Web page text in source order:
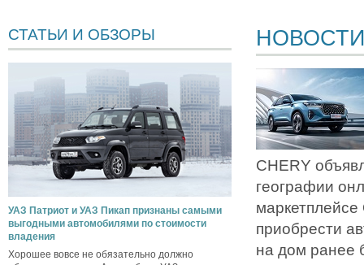
СТАТЬИ И ОБЗОРЫ
УАЗ Патриот и УАЗ Пикап признаны самыми
выгодными автомобилями по стоимости
владения
Хорошее вовсе не обязательно должно
НОВОСТИ
CHERY
географии
приобрести
на дом ранее